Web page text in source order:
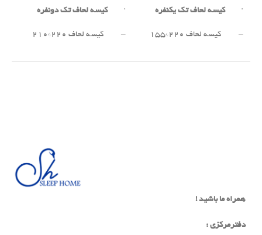
·کیسه لحاف تک یکنفره
– کیسه لحاف ۲۲۰*۱۵۵
·کیسه لحاف تک دونفره
– کیسه لحاف ۲۲۰*۲۱۰
همراه ما باشید !
دفترمرکزی :